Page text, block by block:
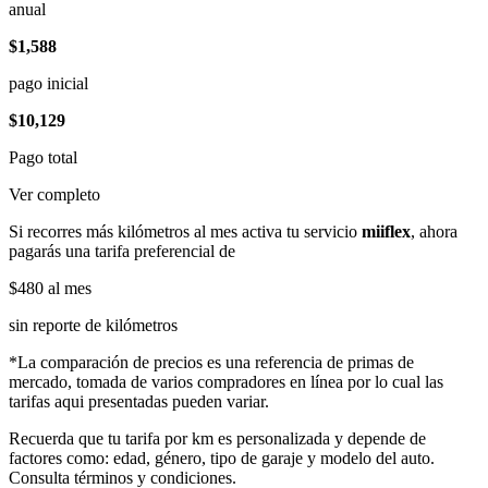
anual
$1,588
pago inicial
$10,129
Pago total
Ver completo
Si recorres más kilómetros al mes activa tu servicio miiflex, ahora
pagarás una tarifa preferencial de
$480 al mes
sin reporte de kilómetros
*La comparación de precios es una referencia de primas de
mercado, tomada de varios compradores en línea por lo cual las
tarifas aqui presentadas pueden variar.
Recuerda que tu tarifa por km es personalizada y depende de
factores como: edad, género, tipo de garaje y modelo del auto.
Consulta términos y condiciones.